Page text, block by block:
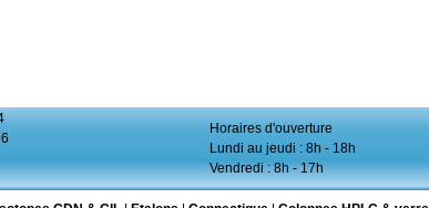
Horaires d'ouverture
Lundi au jeudi : 8h - 18h
Vendredi : 8h - 17h